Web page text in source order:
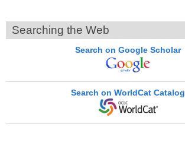
Searching the Web
Search on Google Scholar
Search on WorldCat Catalog